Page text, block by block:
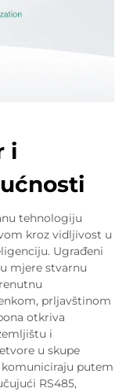
i
tehnologiju
kroz vidljivost u
Ugrađeni
mjere stvarnu
prljavštinom
otkriva
i
u skupe
putem
RS485,